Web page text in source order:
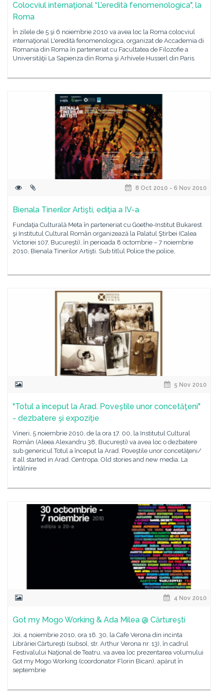
Colocviul internaţional “L’eredità fenomenologica", la
Roma
În zilele de 5 şi 6 noiembrie 2010 va avea loc la Roma colocviul
internaţional L'eredità fenomenologica, organizat de Accademia di
Romania din Roma în parteneriat cu Facultatea de Filozofie a
Universităţii La Sapienza din Roma şi Arhivele Husserl din Paris.
8 Oct 2010 - 6 Nov 2010
Bienala Tinerilor Artişti, ediţia a IV-a
Fundaţia Culturală Meta în parteneriat cu Goethe-Institut Bukarest
şi Institutul Cultural Român organizează la Palatul Ştirbei (Calea
Victoriei 107, Bucureşti), în perioada 8 octombrie – 7 noiembrie
2010, Bienala Tinerilor Artişti. Sub titlul Police the police,
5 Nov 2010
"Totul a început la Arad. Poveştile unor concetăţeni"
- dezbatere şi expoziţie
Vineri, 5 noiembrie 2010, de la ora 17. 00, la Institutul Cultural
Român (Aleea Alexandru 38, București) va avea loc o dezbatere
sub genericul Totul a început la Arad. Poveştile unor concetăţeni/
It all started in Arad. Centropa. Old stories and new media. La
întâlnire
4 Nov 2010
Got my Mogo Working & Ada Milea @ Cărtureşti
Joi, 4 noiembrie 2010, ora 16. 30, la Cafe Verona din incinta
Librăriei Cărtureşti (subsol, str. Arthur Verona nr. 13), în cadrul
Festivalului Naţional de Teatru, va avea loc prezentarea volumului
Got my Mogo Working (coordonator Florin Bican), apărut în
septembrie